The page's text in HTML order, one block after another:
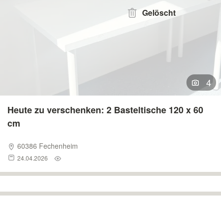
Gelöscht
4
Heute zu verschenken: 2 Basteltische 120 x 60
cm
60386 Fechenheim
24.04.2026